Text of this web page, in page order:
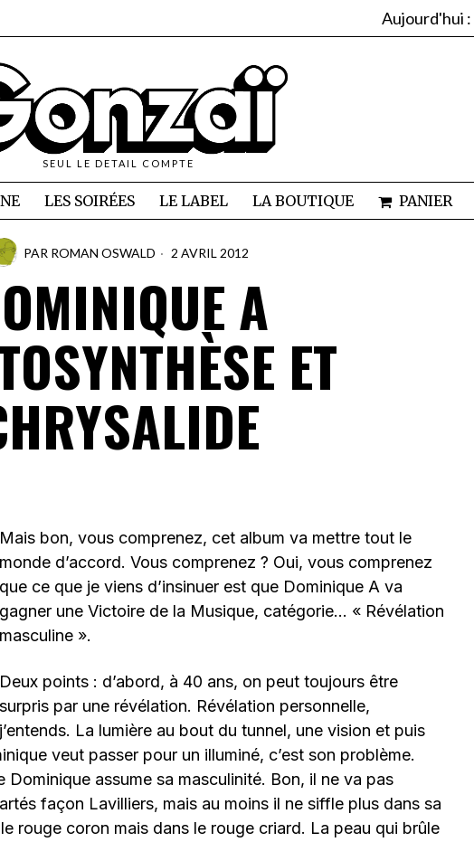
Aujourd'hui :
SEUL LE DETAIL COMPTE
LES SOIRÉES LE LABEL LA BOUTIQUE PANIER
PAR ROMAN OSWALD 2 AVRIL 2012
A
ET
Mais bon, vous comprenez, cet album va mettre tout le
monde d’accord. Vous comprenez ? Oui, vous comprenez
que ce que je viens d’insinuer est que Dominique A va
gagner une Victoire de la Musique, catégorie… « Révélation
masculine ».
Deux points : d’abord, à 40 ans, on peut toujours être
surpris par une révélation. Révélation personnelle,
j’entends. La lumière au bout du tunnel, une vision et puis
veut passer pour un illuminé, c’est son problème.
Dominique assume sa masculinité. Bon, il ne va pas
façon Lavilliers, mais au moins il ne siffle plus dans sa
rouge coron mais dans le rouge criard. La peau qui brûle